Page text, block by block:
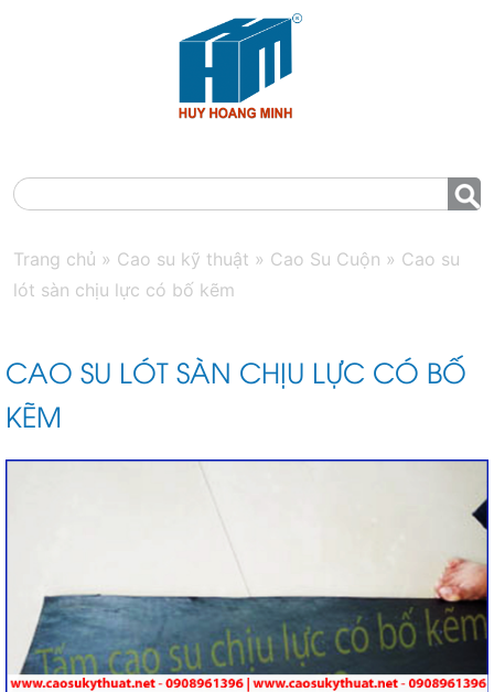
Trang chủ » Cao su kỹ thuật » Cao Su Cuộn » Cao su
lót sàn chịu lực có bố kẽm
CAO SU LÓT SÀN CHỊU LỰC CÓ BỐ
KẼM